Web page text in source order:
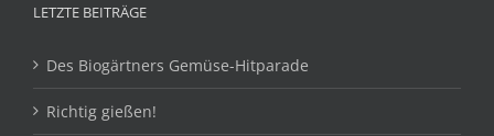
LETZTE BEITRÄGE
Des Biogärtners Gemüse-Hitparade
Richtig gießen!